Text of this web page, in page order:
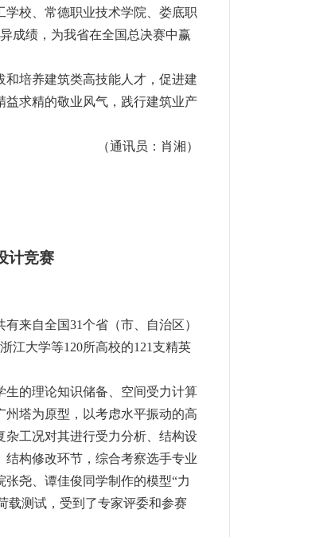
校、常德职业技术学院、娄底职
成绩，为我省在全国总决赛中赢
培养建筑类高技能人才，促进建
益求精的敬业风气，践行建筑业产
（通讯员：肖湘）
计竞赛
有来自全国31个省（市、自治区）
江大学等120所高校的121支精英
的理论知识储备、空间受力计算
塔为原型，以考虑水平振动的高
工况对其进行受力分析、结构设
构修改环节，综合考察选手专业
尧、谭佳俊同学制作的模型“力
载测试，受到了专家评委和参赛